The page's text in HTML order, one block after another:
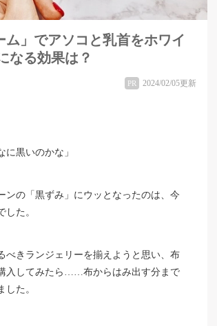
ム」でアソコと乳首をホワイ
なる効果は？
PR 2024/02/05更新
黒いのかな」
ンの「黒ずみ」にウッとなったのは、今
した。
べきランジェリーを揃えようと思い、布
入してみたら……布からはみ出す分まで
した。